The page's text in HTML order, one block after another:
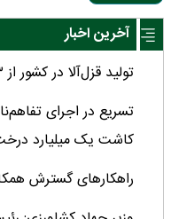
آخرین اخبار
تولید قزل‌آلا در کشور از ۲۷۳ هزار تن عبور کرد
تسریع در اجرای
کاشت یک میلیارد
راهکارهای گسترش